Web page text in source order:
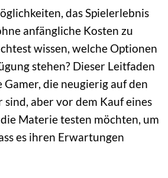
das Spielerlebnis
anfängliche Kosten zu
wissen, welche Optionen
stehen? Dieser Leitfaden
die neugierig auf den
aber vor dem Kauf eines
Materie testen möchten, um
es ihren Erwartungen